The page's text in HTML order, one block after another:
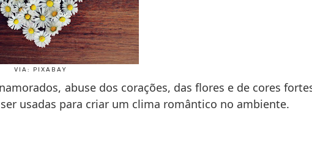
VIA: PIXABAY
abuse dos corações, das flores e de cores
usadas para criar um clima romântico no ambiente.